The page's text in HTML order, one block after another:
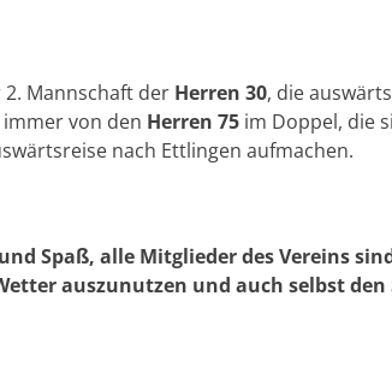
Mannschaft der Herren 30, die
von den Herren 75 im Doppel, die
nach Ettlingen aufmachen.
Spaß, alle Mitglieder des Vereins
auszunutzen und auch selbst den